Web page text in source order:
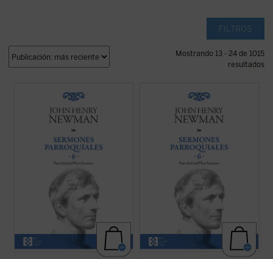
FILTROS
Mostrando 13 - 24 de 1015
resultados
Los sermones de esta sexta entrega de los
Sermones Parroquialesfueron predicados
a lo largo de seis años, entre 1836 y el
decisivo 1841. La impresión es que
Newman seleccionó con mucho equilibrio
los veinticinco sermones de este volumen.
Los sermones de esta sexta entrega de los
Sermones Parroquialesfueron predicados
a lo largo de seis años, entre 1836 y el
decisivo 1841. La impresión es que
Newman seleccionó con mucho equilibrio
los veinticinco sermones de este volumen.